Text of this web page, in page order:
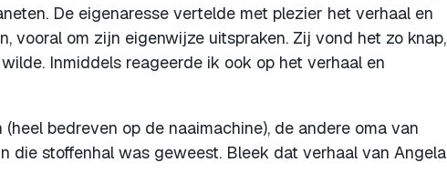
De eigenaresse vertelde met plezier het verhaal en
vooral om zijn eigenwijze uitspraken. Zij vond het zo knap,
Inmiddels reageerde ik ook op het verhaal en
bedreven op de naaimachine), de andere oma van
die stoffenhal was geweest. Bleek dat verhaal van Angela